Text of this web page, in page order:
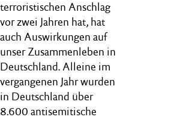
terroristischen Anschlag
vor zwei Jahren hat, hat
auch Auswirkungen auf
unser Zusammenleben in
Deutschland. Alleine im
vergangenen Jahr wurden
in Deutschland über
8.600 antisemitische